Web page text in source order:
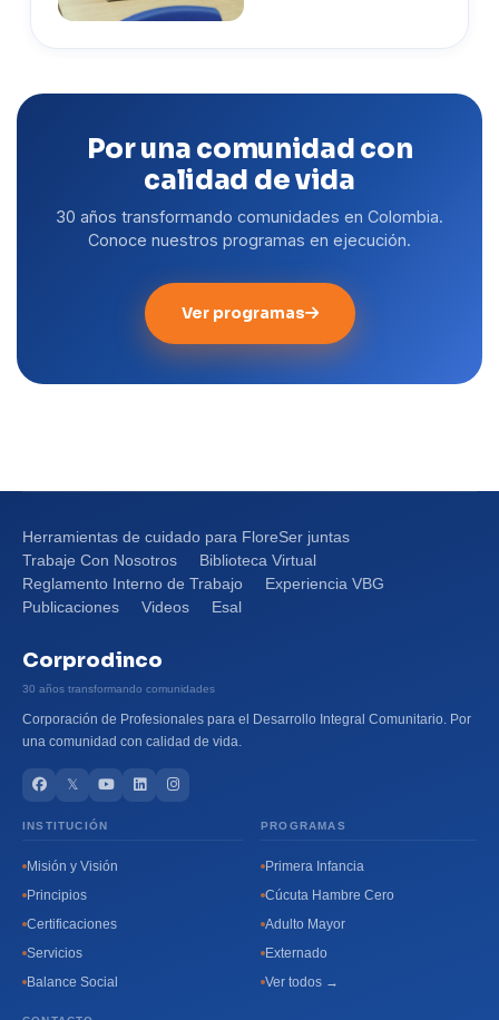
Por una comunidad con
calidad de vida
30 años transformando comunidades en Colombia.
Conoce nuestros programas en ejecución.
Ver programas
Herramientas de cuidado para FloreSer juntas
Trabaje Con Nosotros
Biblioteca Virtual
Reglamento Interno de Trabajo
Experiencia VBG
Publicaciones
Videos Esal
Corprodinco
30 años transformando comunidades
Corporación de Profesionales para el Desarrollo Integral Comunitario. Por
una comunidad con calidad de vida.
𝕏
INSTITUCIÓN
Misión y Visión
Principios
Certificaciones
Servicios
Balance Social
PROGRAMAS
Primera Infancia
Cúcuta Hambre Cero
Adulto Mayor
Externado
Ver todos →